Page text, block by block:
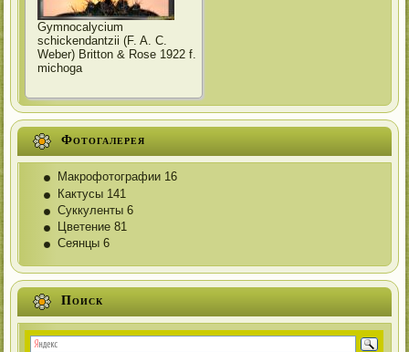
Gymnocalycium
schickendantzii (F. A. C.
Weber) Britton & Rose 1922 f.
michoga
Фотогалерея
Макрофотографии 16
Кактусы 141
Суккуленты 6
Цветение 81
Сеянцы 6
Поиск